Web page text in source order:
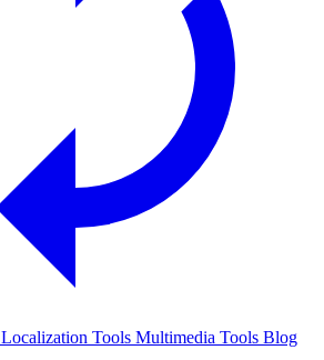
Localization Tools Multimedia Tools Blog